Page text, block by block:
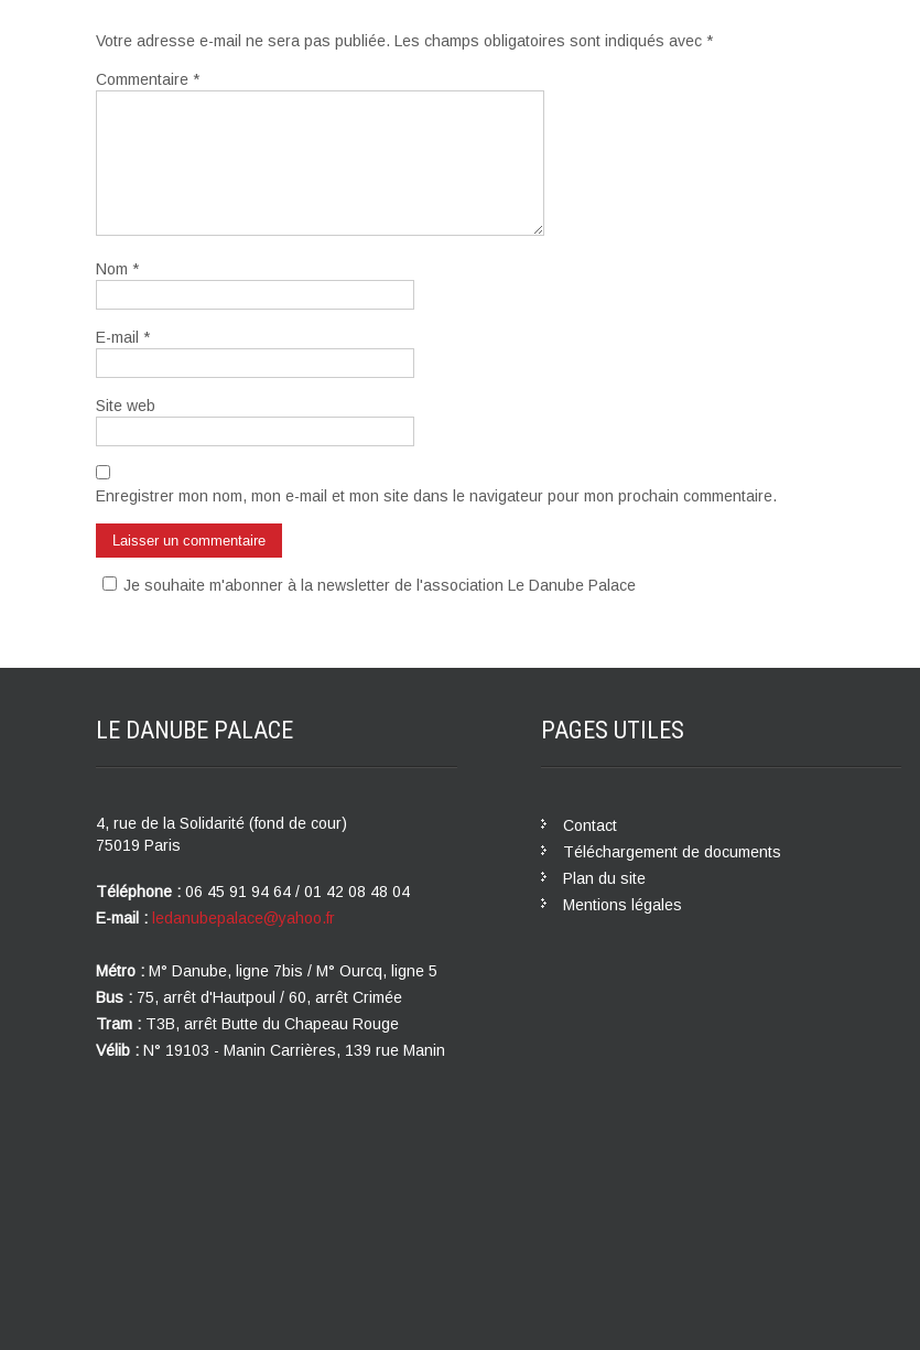
Votre adresse e-mail ne sera pas publiée. Les champs obligatoires sont indiqués avec *
Commentaire *
Nom *
E-mail *
Site web
Enregistrer mon nom, mon e-mail et mon site dans le navigateur pour mon prochain commentaire.
Je souhaite m'abonner à la newsletter de l'association Le Danube Palace
LE DANUBE PALACE
4, rue de la Solidarité (fond de cour)
75019 Paris
Téléphone : 06 45 91 94 64 / 01 42 08 48 04
E-mail : ledanubepalace@yahoo.fr
Métro : M° Danube, ligne 7bis / M° Ourcq, ligne 5
Bus : 75, arrêt d'Hautpoul / 60, arrêt Crimée
Tram : T3B, arrêt Butte du Chapeau Rouge
Vélib : N° 19103 - Manin Carrières, 139 rue Manin
PAGES UTILES
Contact
Téléchargement de documents
Plan du site
Mentions légales